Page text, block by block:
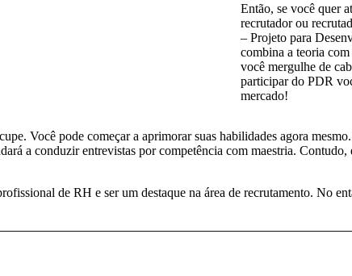
Então, se você quer
recrutador ou
– Projeto para
combina a teoria
você mergulhe de
participar do PDR
mercado!
Você pode começar a aprimorar suas habilidades agora
a conduzir entrevistas por competência com maestria.
de RH e ser um destaque na área de recrutamento. No